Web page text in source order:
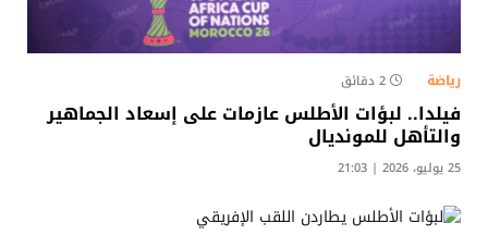
رياضة 2 دقائق
فيلدا.. لبؤات الأطلس عازمات على إسعاد الجماهير
والتأهل للمونديال
25 يوليو، 2026 | 21:03